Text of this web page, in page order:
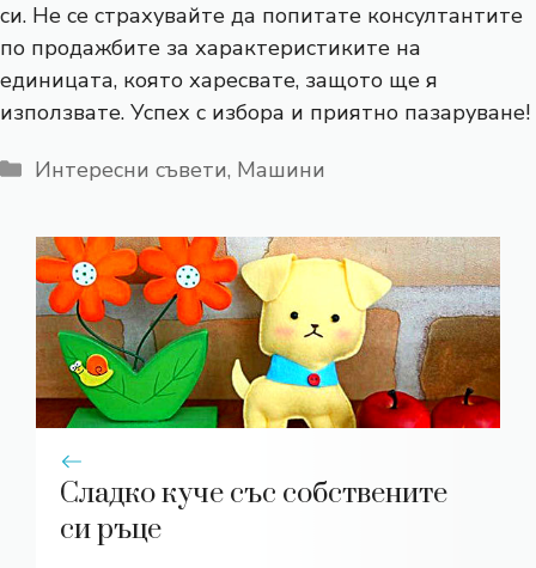
си. Не се страхувайте да попитате консултантите
по продажбите за характеристиките на
единицата, която харесвате, защото ще я
използвате. Успех с избора и приятно пазаруване!
Категории
Интересни съвети, Машини
Сладко куче със собствените
си ръце